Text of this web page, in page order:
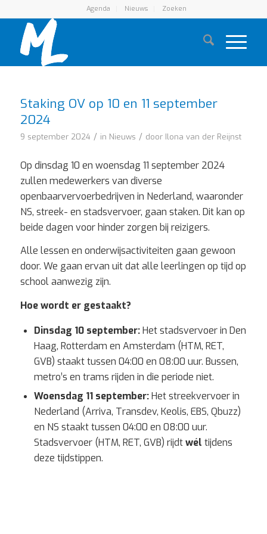
Agenda Nieuws Zoeken
Staking OV op 10 en 11 september
2024
9 september 2024 / in Nieuws / door Ilona van der Reijnst
Op dinsdag 10 en woensdag 11 september 2024
zullen medewerkers van diverse
openbaarvervoerbedrijven in Nederland, waaronder
NS, streek- en stadsvervoer, gaan staken. Dit kan op
beide dagen voor hinder zorgen bij reizigers.
Alle lessen en onderwijsactiviteiten gaan gewoon
door. We gaan ervan uit dat alle leerlingen op tijd op
school aanwezig zijn.
Hoe wordt er gestaakt?
Dinsdag 10 september:Het stadsvervoer in Den
Haag, Rotterdam en Amsterdam (HTM, RET,
GVB) staakt tussen 04:00 en 08:00 uur. Bussen,
metro’s en trams rijden in die periode niet.
Woensdag 11 september:Het streekvervoer in
Nederland (Arriva, Transdev, Keolis, EBS, Qbuzz)
en NS staakt tussen 04:00 en 08:00 uur.
Stadsvervoer (HTM, RET, GVB) rijdtwél tijdens
deze tijdstippen.